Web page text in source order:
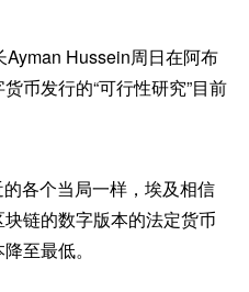
Hussein周日在阿布
币发行的“可行性研究”目前
各个当局一样，埃及相信
链的数字版本的法定货币
至最低。